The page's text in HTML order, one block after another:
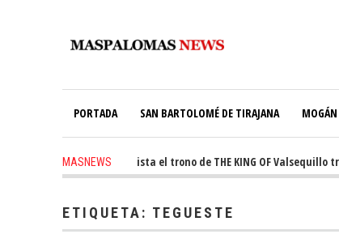
PORTADA SAN BARTOLOMÉ DE TIRAJANA MOGÁN
MASNEWS
Ale Martín conquista el trono de THE KING OF Valsequillo
ETIQUETA: TEGUESTE